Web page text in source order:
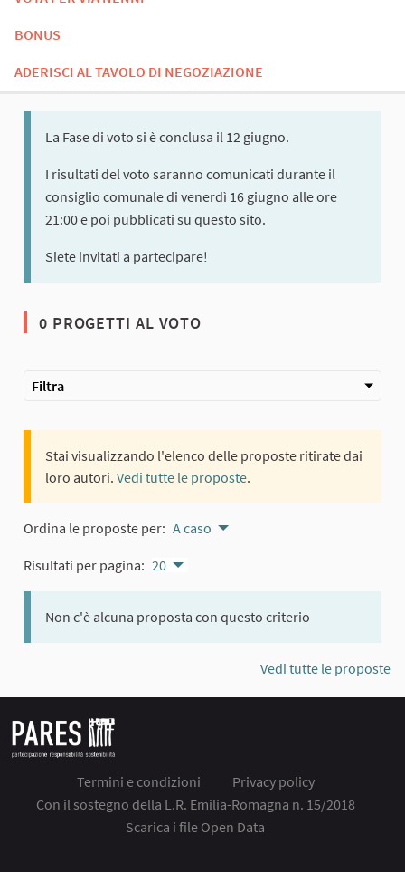
BONUS
ADERISCI AL TAVOLO DI NEGOZIAZIONE
La Fase di voto si è conclusa il 12 giugno.
I risultati del voto saranno comunicati durante il
consiglio comunale di venerdì 16 giugno alle ore
21:00 e poi pubblicati su questo sito.
Siete invitati a partecipare!
0 PROGETTI AL VOTO
Filtra
Stai visualizzando l'elenco delle proposte ritirate dai
loro autori. Vedi tutte le proposte.
Ordina le proposte per: A caso
Risultati per pagina: 20
Non c'è alcuna proposta con questo criterio
Vedi tutte le proposte
Termini e condizioni
Privacy policy
Con il sostegno della L.R. Emilia-Romagna n. 15/2018
Scarica i file Open Data